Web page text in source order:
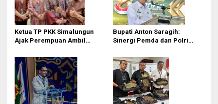
Ketua TP PKK Simalungun
Ajak Perempuan Ambil
Pembangunan
Bupati Anton Saragih:
Sinergi Pemda dan Polri
Simalungun